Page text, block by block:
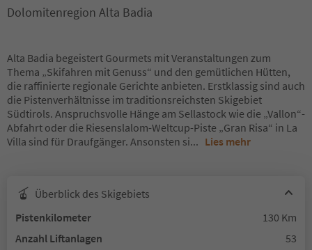
Dolomitenregion Alta Badia
Alta Badia begeistert Gourmets mit Veranstaltungen zum
Thema „Skifahren mit Genuss“ und den gemütlichen Hütten,
die raffinierte regionale Gerichte anbieten. Erstklassig sind auch
die Pistenverhältnisse im traditionsreichsten Skigebiet
Südtirols. Anspruchsvolle Hänge am Sellastock wie die „Vallon“-
Abfahrt oder die Riesenslalom-Weltcup-Piste „Gran Risa“ in La
Villa sind für Draufgänger. Ansonsten si... Lies mehr
Überblick des Skigebiets
Pistenkilometer
130 Km
Anzahl Liftanlagen
53